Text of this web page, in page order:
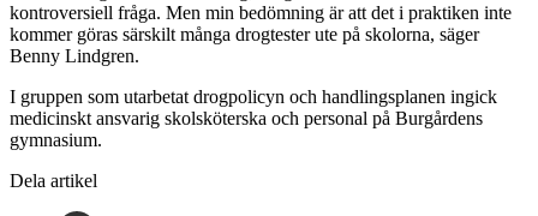
kontroversiell fråga. Men min bedömning är att det i praktiken inte
kommer göras särskilt många drogtester ute på skolorna, säger
Benny Lindgren.
I gruppen som utarbetat drogpolicyn och handlingsplanen ingick
medicinskt ansvarig skolsköterska och personal på Burgårdens
gymnasium.
Dela artikel